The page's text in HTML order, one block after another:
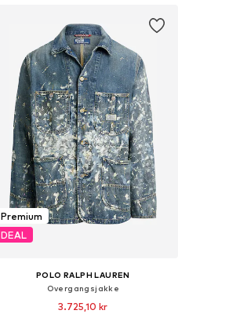
Premium
DEAL
POLO RALPH LAUREN
Overgangsjakke
3.725,10 kr